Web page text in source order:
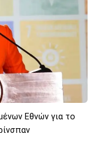
Εθνών για το